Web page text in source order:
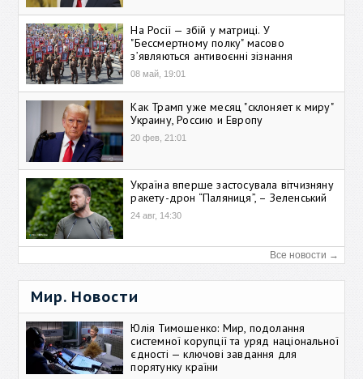
На Росії — збій у матриці. У
"Бессмертному полку" масово
зʼявляються антивоєнні зізнання
08 май, 19:01
Как Трамп уже месяц "склоняет к миру"
Украину, Россию и Европу
20 фев, 21:01
Україна вперше застосувала вітчизняну
ракету-дрон “Паляниця”, – Зеленський
24 авг, 14:30
Все новости →
Мир. Новости
Юлія Тимошенко: Мир, подолання
системної корупції та уряд національної
єдності — ключові завдання для
порятунку країни